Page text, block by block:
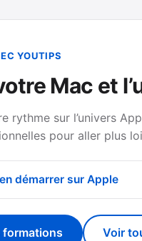
YOUTIPS
Mac et
rythme sur l’univers
pour aller plus
démarrer sur Apple
Voir